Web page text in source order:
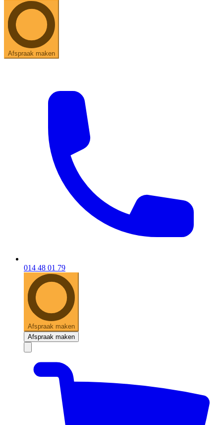
Afspraak maken
014 48 01 79
Afspraak maken
Afspraak maken